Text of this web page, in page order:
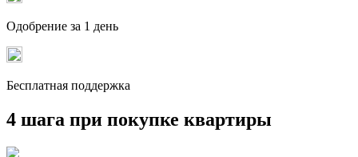
Одобрение за 1 день
Бесплатная поддержка
4 шага при покупке квартиры